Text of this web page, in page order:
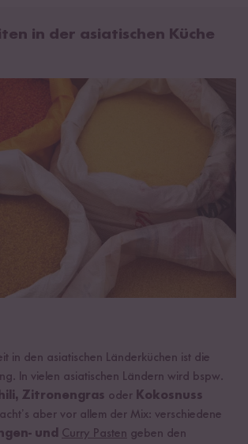
in der asiatischen Küche
in den asiatischen Länderküchen ist die
In vielen asiatischen Ländern wird bspw.
Zitronengras oder Kokosnuss
aber vor allem der Mix: verschiedene
und Curry Pasten geben den